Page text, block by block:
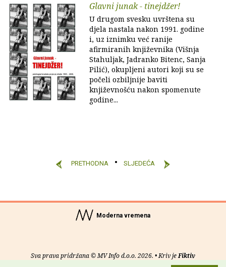
Glavni junak - tinejdžer!
U drugom svesku uvrštena su
djela nastala nakon 1991. godine
i, uz iznimku već ranije
afirmiranih književnika (Višnja
Stahuljak, Jadranko Bitenc, Sanja
Pilić), okupljeni autori koji su se
počeli ozbiljnije baviti
književnošću nakon spomenute
godine...
PRETHODNA SLJEDEĆA
Moderna vremena
Sva prava pridržana © MV Info d.o.o. 2026. • Kriv jeFiktiv